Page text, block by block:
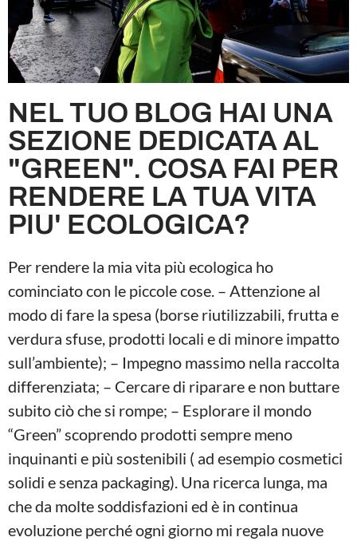
NEL TUO BLOG HAI UNA
SEZIONE DEDICATA AL
"GREEN". COSA FAI PER
RENDERE LA TUA VITA
PIU' ECOLOGICA?
Per rendere la mia vita più ecologica ho
cominciato con le piccole cose. – Attenzione al
modo di fare la spesa (borse riutilizzabili, frutta e
verdura sfuse, prodotti locali e di minore impatto
sull’ambiente); – Impegno massimo nella raccolta
differenziata; – Cercare di riparare e non buttare
subito ciò che si rompe; – Esplorare il mondo
“Green” scoprendo prodotti sempre meno
inquinanti e più sostenibili ( ad esempio cosmetici
solidi e senza packaging). Una ricerca lunga, ma
che da molte soddisfazioni ed è in continua
evoluzione perché ogni giorno mi regala nuove